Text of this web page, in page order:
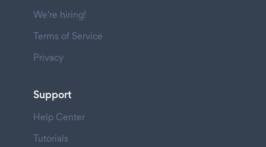
We're hiring!
Terms of Service
Privacy
Support
Help Center
Tutorials